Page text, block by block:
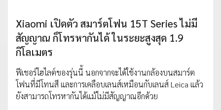
Xiaomi เปิดตัว สมาร์ตโฟน 15T Series ไม่มี
สัญญาณ ก็โทรหากันได้ ในระยะสูงสุด 1.9
กิโลเมตร
ฟีเชอร์ไฮไลต์ของรุ่นนี้ นอกจากจะได้ใช้งานกล้องบนสมาร์ต
โฟนที่มีโทนสี และการเคลือบเลนส์เหมือนกับเลนส์ Leica แล้ว
ยังสามารถโทรหากันได้แม้ไม่มีสัญญาณอีกด้วย